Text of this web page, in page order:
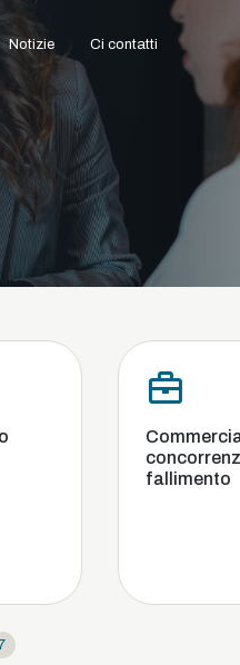
Notizie Ci contatti
Commerciale,
concorrenza, recupero e